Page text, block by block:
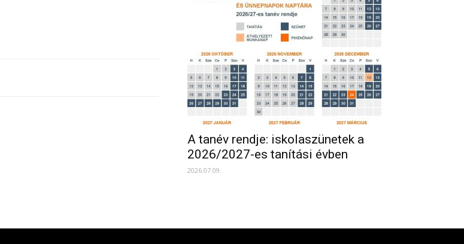
A tanév rendje: iskolaszünetek a
2026/2027-es tanítási évben
2026.07.09.